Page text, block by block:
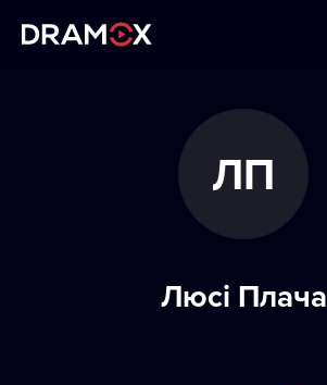
Зареєструватися
ЛП
Люсі Плача